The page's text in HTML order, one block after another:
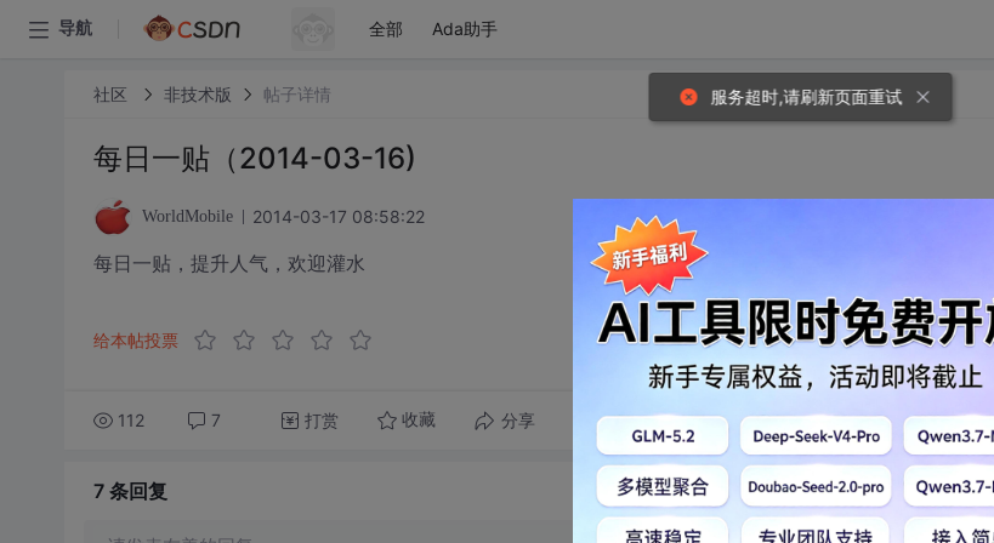
导航 全部 Ada助手
社区 非技术版 帖子详情
每日一贴（2014-03-16)
WorldMobile 2014-03-17 08:58:22
每日一贴，提升人气，欢迎灌水
给本帖投票
112 7 打赏 收藏 分享 转发到动态 举报
7 条回复
服务超时,请刷新页面重试